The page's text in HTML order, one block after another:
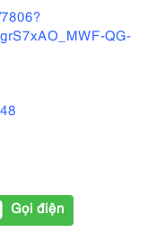
QG-
Gọi điện